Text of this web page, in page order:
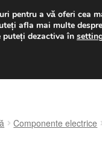
la 33 lei
a.m. - 4 p.m.031
Componente electrice
pentru a vă oferi cea
afla mai multe
puteți dezactiva în